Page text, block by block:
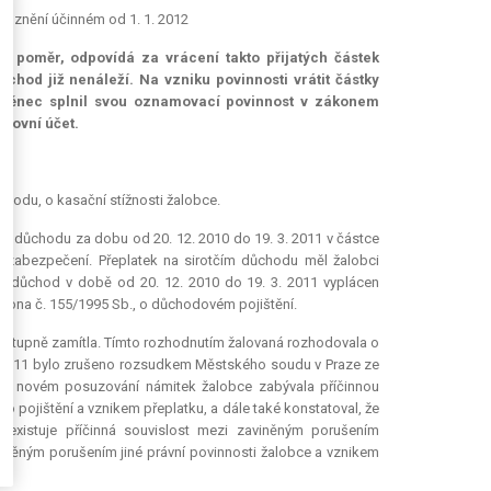
znění účinném od 1. 1. 2012
odpovídá za vrácení takto přijatých částek
již nenáleží. Na vzniku povinnosti vrátit částky
splnil svou oznamovací povinnost v zákonem
účet.
o kasační stížnosti žalobce.
důchodu za dobu od 20. 12. 2010 do 19. 3. 2011 v částce
Přeplatek na sirotčím důchodu měl žalobci
v době od 20. 12. 2010 do 19. 3. 2011 vyplácen
č. 155/1995 Sb., o důchodovém pojištění.
zamítla. Tímto rozhodnutím žalovaná rozhodovala o
bylo zrušeno rozsudkem Městského soudu v Praze ze
novém posuzování námitek žalobce zabývala příčinnou
pojištění a vznikem přeplatku, a dále také konstatoval, že
příčinná souvislost mezi zaviněným porušením
porušením jiné právní povinnosti žalobce a vznikem